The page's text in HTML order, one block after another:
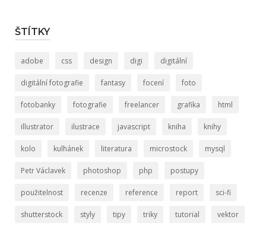
ŠTÍTKY
adobe css design digi digitální
digitální fotografie fantasy focení foto
fotobanky fotografie freelancer grafika html
illustrator ilustrace javascript kniha knihy
kolo kulhánek literatura microstock mysql
Petr Václavek photoshop php postupy
použitelnost recenze reference report sci-fi
shutterstock styly tipy triky tutorial vektor